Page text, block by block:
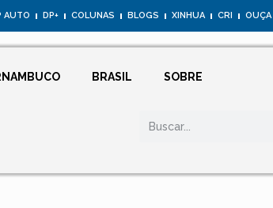
AUTO DP+ COLUNAS BLOGS XINHUA CRI OUÇA
BRASIL SOBRE